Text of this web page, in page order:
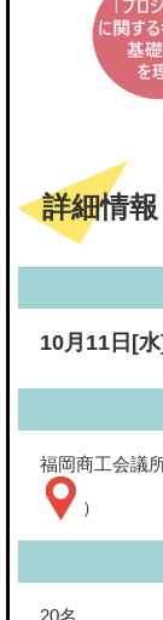
詳細情報
10月11日[
福岡商工会議
）
20名